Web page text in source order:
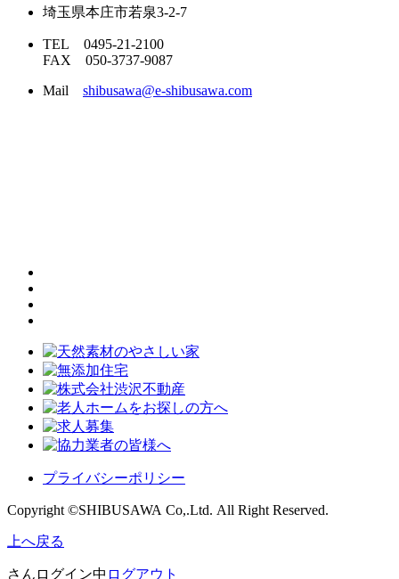
埼玉県本庄市若泉3-2-7
TEL 0495-21-2100
FAX 050-3737-9087
Mail shibusawa@e-shibusawa.com
プライバシーポリシー
Copyright ©SHIBUSAWA Co,.Ltd. All Right Reserved.
上へ戻る
さんログイン中 ログアウト